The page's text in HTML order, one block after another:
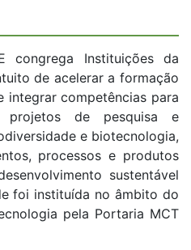
congrega Instituições da
de acelerar a formação
integrar competências para
projetos de pesquisa e
e biotecnologia,
processos e produtos
sustentável
foi instituída no âmbito do
pela Portaria MCT